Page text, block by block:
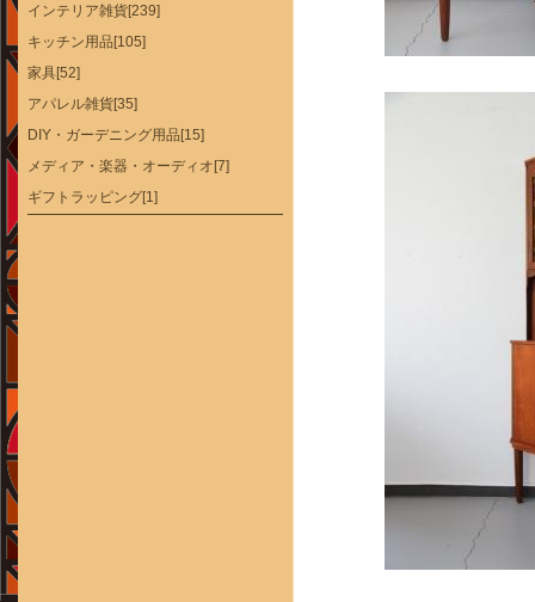
インテリア雑貨[239]
キッチン用品[105]
家具[52]
アパレル雑貨[35]
DIY・ガーデニング用品[15]
メディア・楽器・オーディオ[7]
ギフトラッピング[1]